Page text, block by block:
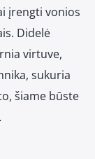
įrengti vonios
Didelė
virtuve,
sukuria
šiame būste